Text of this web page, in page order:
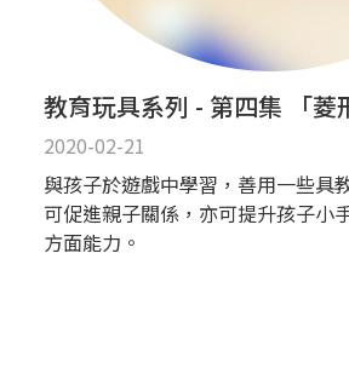
教育玩具系列 - 第四集 「菱
2020-02-21
與孩子於遊戲中學習，善用一些具
可促進親子關係，亦可提升孩子小
方面能力。